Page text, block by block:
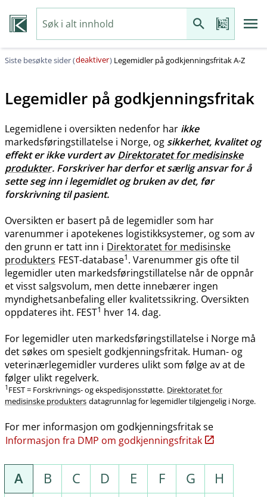
Siste besøkte sider (deaktiver) Legemidler på godkjenningsfritak A-Z
Legemidler på godkjenningsfritak
Legemidlene i oversikten nedenfor har ikke
markedsføringstillatelse i Norge, og sikkerhet, kvalitet og
effekt er ikke vurdert avDirektoratet for medisinske
produkter. Forskriver har derfor et særlig ansvar for å
sette seg inn i legemidlet og bruken av det, før
forskrivning til pasient.
Oversikten er basert på de legemidler som har
varenummer i apotekenes logistikksystemer, og som av
den grunn er tatt inn i Direktoratet for medisinske
produkters FEST-database1. Varenummer gis ofte til
legemidler uten markedsføringstillatelse når de oppnår
et visst salgsvolum, men dette innebærer ingen
myndighetsanbefaling eller kvalitetssikring. Oversikten
oppdateres iht. FEST1 hver 14. dag.
For legemidler uten markedsføringstillatelse i Norge må
det søkes om spesielt godkjenningsfritak. Human- og
veterinærlegemidler vurderes ulikt som følge av at de
følger ulikt regelverk.
1 FEST = Forskrivnings- og ekspedisjonsstøtte. Direktoratet for
medisinske produkters datagrunnlag for legemidler tilgjengelig i Norge.
For mer informasjon om godkjenningsfritak se
Informasjon fra DMP om godkjenningsfritak
A B C D E F G
H